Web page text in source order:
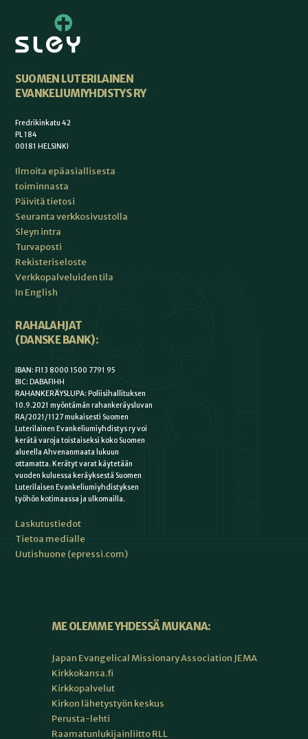
SUOMEN LUTERILAINEN
EVANKELIUMIYHDISTYS RY
Fredrikinkatu 42
PL 184
00181 HELSINKI
Ilmoita epäasiallisesta
toiminnasta
Päivitä tietosi
Seuranta verkkosivustolla
Sleyn intra
Turvaposti
Rekisteriseloste
Verkkopalveluiden tila
In English
RAHALAHJAT
(DANSKE BANK):
IBAN: FI13 8000 1500 7791 95
BIC: DABAFIHH
RAHANKERÄYSLUPA: Poliisihallituksen
10.9.2021 myöntämän rahankeräysluvan
RA/2021/1127 mukaisesti Suomen
Luterilainen Evankeliumiyhdistys ry voi
kerätä varoja toistaiseksi koko Suomen
alueella Ahvenanmaata lukuun
ottamatta. Kerätyt varat käytetään
vuoden kuluessa keräyksestä Suomen
Luterilaisen Evankeliumiyhdistyksen
työhön kotimaassa ja ulkomailla.
Laskutustiedot
Tietoa medialle
Uutishuone (epressi.com)
ME OLEMME YHDESSÄ MUKANA:
Japan Evangelical Missionary Association JEMA
Kirkkokansa.fi
Kirkkopalvelut
Kirkon lähetystyön keskus
Perusta-lehti
Raamatunlukijainliitto RLL